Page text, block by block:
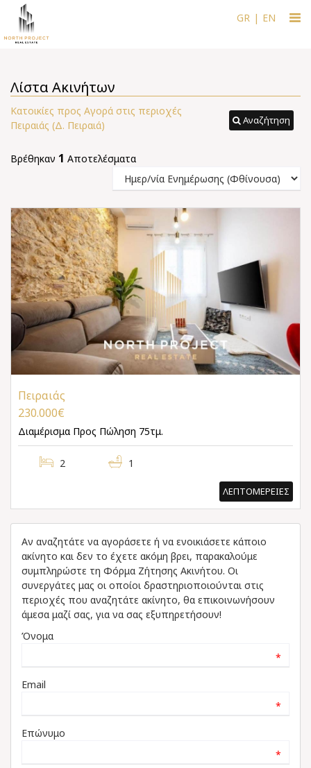
GR | EN
Λίστα Ακινήτων
Αναζήτηση
Κατοικίες προς Αγορά στις περιοχές
Πειραιάς (Δ. Πειραιά)
Βρέθηκαν 1 Αποτελέσματα
Πειραιάς
230.000€
Διαμέρισμα Προς Πώληση 75τμ.
2 1
ΛΕΠΤΟΜΕΡΕΙΕΣ
Αν αναζητάτε να αγοράσετε ή να ενοικιάσετε κάποιο
ακίνητο και δεν το έχετε ακόμη βρει, παρακαλούμε
συμπληρώστε τη Φόρμα Ζήτησης Ακινήτου. Οι
συνεργάτες μας οι οποίοι δραστηριοποιούνται στις
περιοχές που αναζητάτε ακίνητο, θα επικοινωνήσουν
άμεσα μαζί σας, για να σας εξυπηρετήσουν!
Όνομα
*
Email
*
Επώνυμο
*